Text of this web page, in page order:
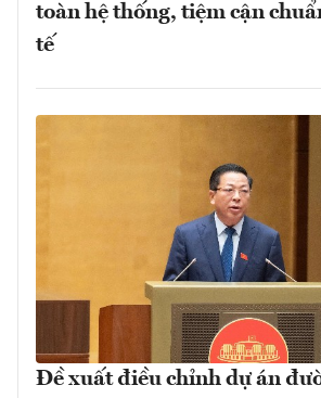
toàn hệ thống, tiệm cận
tế
Đề xuất điều chỉnh dự án